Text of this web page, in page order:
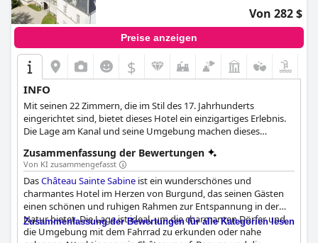
Von 282 $
Preise anzeigen
$
INFO
Mit seinen 22 Zimmern, die im Stil des 17. Jahrhunderts
eingerichtet sind, bietet dieses Hotel ein einzigartiges Erlebnis.
Die Lage am Kanal und seine Umgebung machen dieses
Hotelrestaurant einzigartige Gerichte mit lokalen Produkten
und einen herrlichen Blick auf die umliegende Natur und das
nahe gelegene mittelalterliche Dorf genießen.
Zusammenfassung der Bewertungen
Von KI zusammengefasst
DasChâteau Sainte Sabine ist ein wunderschönes und
charmantes Hotel im Herzen von Burgund, das seinen Gästen
einen schönen und ruhigen Rahmen zur Entspannung in der
Natur bietet. Die Lage ist ideal, um die charmanten Dörfer und
die Umgebung mit dem Fahrrad zu erkunden oder nahe
Zusammenfassung der Bewertungen für alle Kategorien lesen